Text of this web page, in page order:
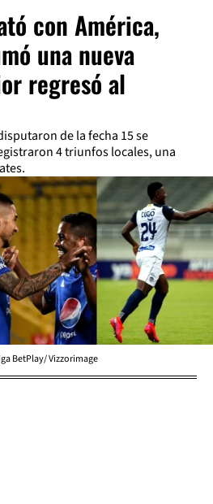
con América,
una nueva
regresó al
de la fecha 15 se
4 triunfos locales, una
BetPlay/ Vizzorimage